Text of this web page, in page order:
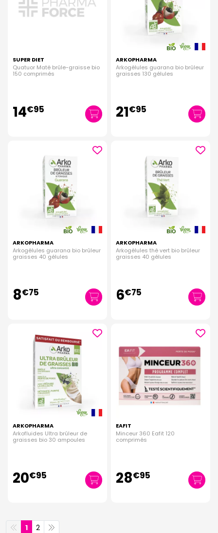
SUPER DIET
Quatuor Maté brûle-graisse bio
150 comprimés
14€95
ARKOPHARMA
Arkogélules guarana bio brûleur
graisses 130 gélules
21€95
ARKOPHARMA
Arkogélules guarana bio brûleur
graisses 40 gélules
8€75
ARKOPHARMA
Arkogélules thé vert bio brûleur
graisses 40 gélules
6€75
ARKOPHARMA
Arkofluides Ultra brûleur de
graisses bio 30 ampoules
20€95
EAFIT
Minceur 360 Eafit 120
comprimés
28€95
1 2